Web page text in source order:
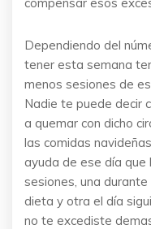
Dependiendo del
tener esta semana
menos sesiones de
Nadie te puede decir
a quemar con dicho
las comidas
ayuda de ese día que
sesiones, una
dieta y otra el día
no te excediste